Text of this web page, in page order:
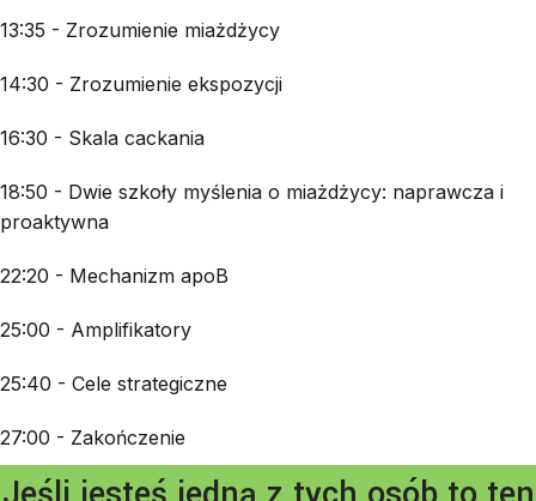
13:35 - Zrozumienie miażdżycy
14:30 - Zrozumienie ekspozycji
16:30 - Skala cackania
18:50 - Dwie szkoły myślenia o miażdżycy: naprawcza i
proaktywna
22:20 - Mechanizm apoB
25:00 - Amplifikatory
25:40 - Cele strategiczne
27:00 - Zakończenie